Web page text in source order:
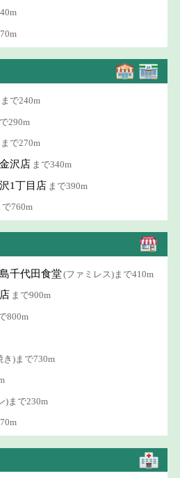
まで240m
290m
まで270m
沢店 まで340m
1丁目店 まで390m
760m
千代田食堂(ファミレス)まで410m
まで900m
800m
き)まで730m
)まで230m